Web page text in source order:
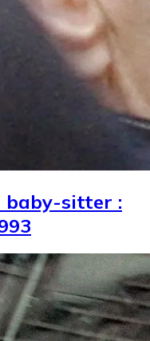
baby-sitter :